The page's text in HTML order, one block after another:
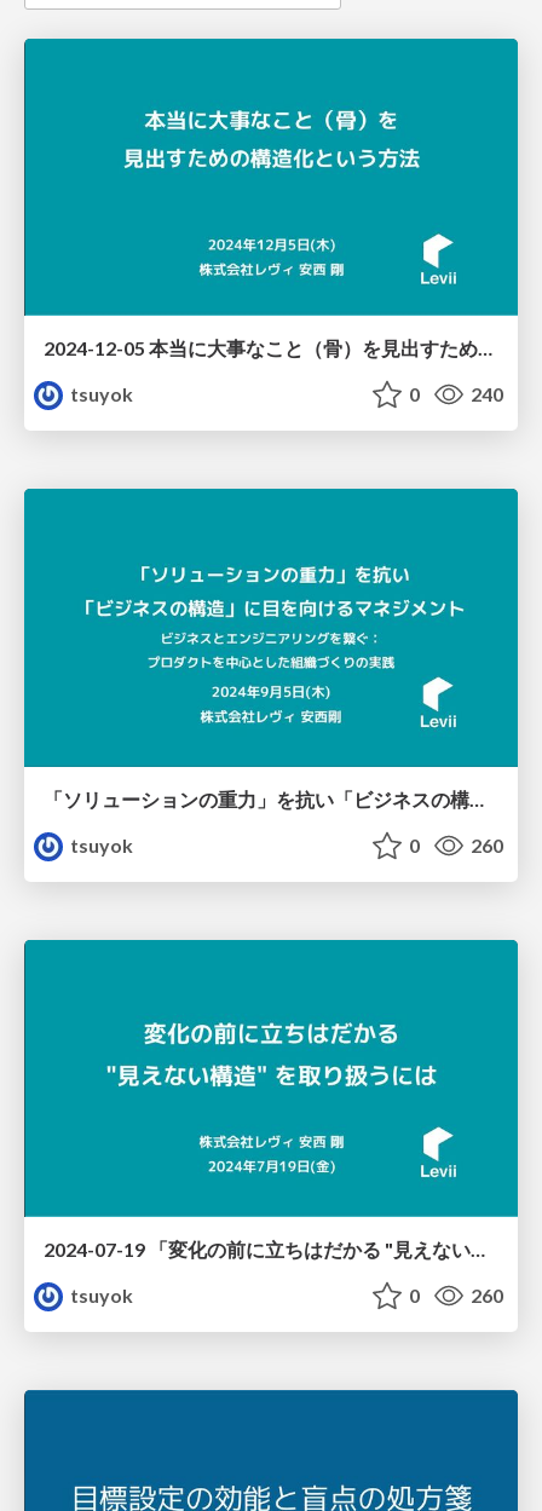
2024-12-05 本当に大事なこと（骨）を見出すための構造化という方法
tsuyok
0 240
tsuyok
0 260
2024-07-19 「変化の前に立ちはだかる "見えない構造" を取り扱うには」
tsuyok
0 260